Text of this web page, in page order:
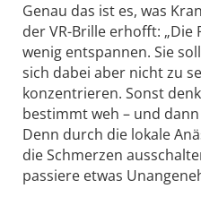
Genau das ist es, was
der VR-Brille erhofft:
wenig entspannen. Sie
sich dabei aber nicht zu
konzentrieren. Sonst
bestimmt weh – und
Denn durch die lokale
die Schmerzen
passiere etwas